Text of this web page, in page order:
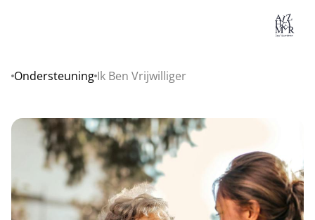
Home
Ondersteuning Ik Ben Vrijwilliger